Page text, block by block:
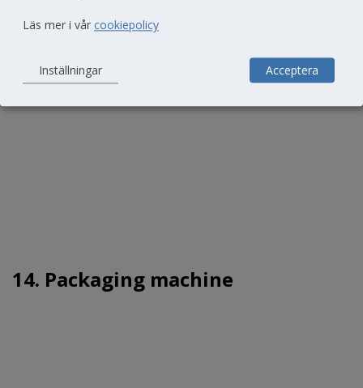
13. Outer-box machine
14. Packaging machine
Läs mer i vår cookiepolicy
Inställningar Acceptera